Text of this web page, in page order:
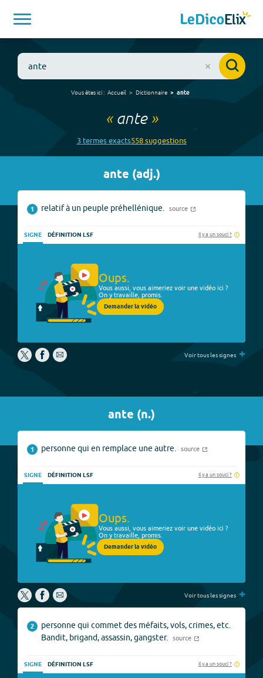
Vous êtes ici : Accueil Dictionnaire ante
« ante»
3termesexacts558suggestions
ante (adj.)
1 relatif à un peuple préhellénique. source
SIGNE DÉFINITION LSF Il y a un souci ?
Oups.
Vous aussi, vous aimeriez voir une vidéo ici ?
On y travaille, promis.
Demander la vidéo
Voir tous les signes +
ante (n.)
1 personne qui en remplace une autre. source
SIGNE DÉFINITION LSF Il y a un souci ?
Oups.
Vous aussi, vous aimeriez voir une vidéo ici ?
On y travaille, promis.
Demander la vidéo
Voir tous les signes +
2
personne qui commet des méfaits, vols, crimes, etc.
Bandit, brigand, assassin, gangster.
source
SIGNE DÉFINITION LSF Il y a un souci ?